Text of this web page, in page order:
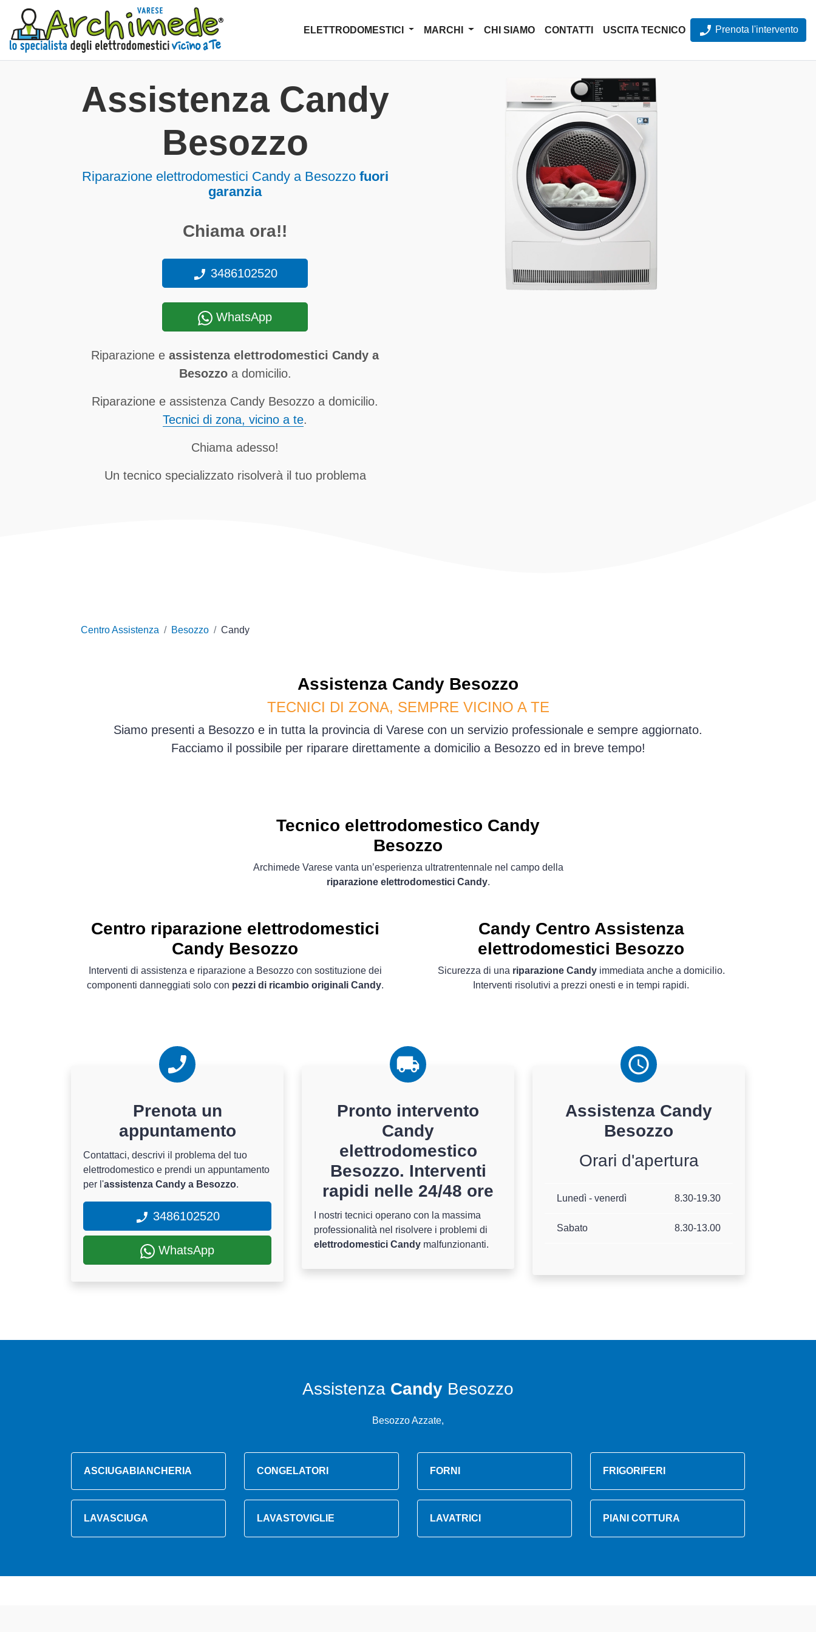
ELETTRODOMESTICI MARCHI CHI SIAMO CONTATTI USCITA TECNICO Prenota l'intervento
Assistenza Candy
Besozzo
Riparazione elettrodomestici Candy a Besozzo fuori
garanzia
Chiama ora!!
3486102520
WhatsApp
Riparazione e assistenza elettrodomestici Candy a
Besozzoa domicilio.
Riparazione e assistenza Candy Besozzo a domicilio.
Tecnici di zona, vicino a te.
Chiama adesso!
Un tecnico specializzato risolverà il tuo problema
Centro Assistenza Besozzo Candy
Assistenza Candy Besozzo
TECNICI DI ZONA, SEMPRE VICINO A TE
Siamo presenti a Besozzo e in tutta la provincia di Varese con un servizio professionale e sempre aggiornato.
Facciamo il possibile per riparare direttamente a domicilio a Besozzo ed in breve tempo!
Tecnico elettrodomestico Candy
Besozzo
Archimede Varese vanta un’esperienza ultratrentennale nel campo della
riparazione elettrodomestici Candy.
Centro riparazione elettrodomestici
Candy Besozzo
Interventi di assistenza e riparazione a Besozzo con sostituzione dei
componenti danneggiati solo con pezzi di ricambio originali Candy.
Candy Centro Assistenza
elettrodomestici Besozzo
Sicurezza di una riparazione Candyimmediata anche a domicilio.
Interventi risolutivi a prezzi onesti e in tempi rapidi.
Prenota un
appuntamento
Contattaci, descrivi il problema del tuo
elettrodomestico e prendi un appuntamento
per l'assistenza Candy a Besozzo.
3486102520
WhatsApp
Pronto intervento
Candy
elettrodomestico
Besozzo. Interventi
rapidi nelle 24/48 ore
I nostri tecnici operano con la massima
professionalità nel risolvere i problemi di
elettrodomestici Candy malfunzionanti.
Assistenza Candy
Besozzo
Orari d'apertura
Lunedì - venerdì 8.30-19.30
Sabato 8.30-13.00
Assistenza Candy Besozzo
Besozzo Azzate,
ASCIUGABIANCHERIA CONGELATORI FORNI FRIGORIFERI
LAVASCIUGA LAVASTOVIGLIE LAVATRICI PIANI COTTURA